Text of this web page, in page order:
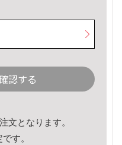
認する
文となります。
す。